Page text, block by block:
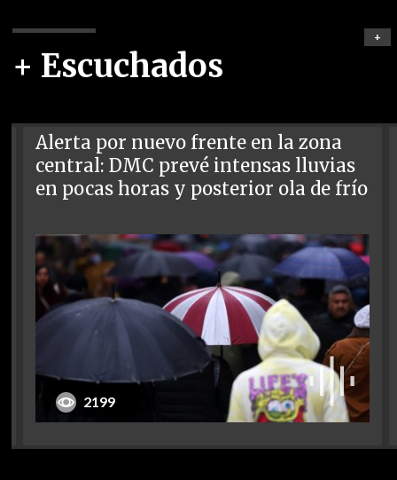
+ Escuchados
+
Alerta por nuevo frente en la zona
central: DMC prevé intensas lluvias
en pocas horas y posterior ola de frío
2199